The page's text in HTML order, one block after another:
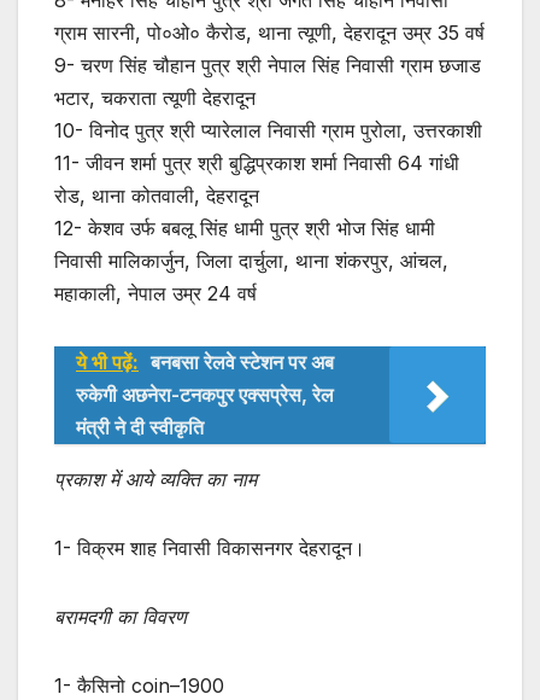
ग्राम सारनी, पो०ओ० कैरोड, थाना त्यूणी, देहरादून उम्र 35 वर्ष
9- चरण सिंह चौहान पुत्र श्री नेपाल सिंह निवासी ग्राम छजाड
भटार, चकराता त्यूणी देहरादून
10- विनोद पुत्र श्री प्यारेलाल निवासी ग्राम पुरोला, उत्तरकाशी
11- जीवन शर्मा पुत्र श्री बुद्धिप्रकाश शर्मा निवासी 64 गांधी
रोड, थाना कोतवाली, देहरादून
12- केशव उर्फ बबलू सिंह धामी पुत्र श्री भोज सिंह धामी
निवासी मालिकार्जुन, जिला दार्चुला, थाना शंकरपुर, आंचल,
महाकाली, नेपाल उम्र 24 वर्ष
ये भी पढ़ें: बनबसा रेलवे स्टेशन पर अब
रुकेगी अछनेरा-टनकपुर एक्सप्रेस, रेल
मंत्री ने दी स्वीकृति
प्रकाश में आये व्यक्ति का नाम
1- विक्रम शाह निवासी विकासनगर देहरादून।
बरामदगी का विवरण
1- कैसिनो coin–1900